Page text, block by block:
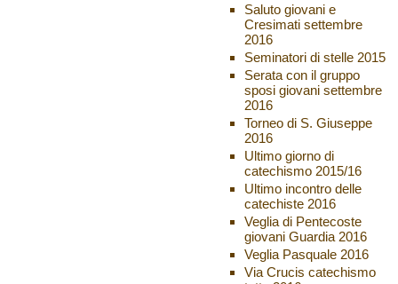
Saluto giovani e
Cresimati settembre
2016
Seminatori di stelle 2015
Serata con il gruppo
sposi giovani settembre
2016
Torneo di S. Giuseppe
2016
Ultimo giorno di
catechismo 2015/16
Ultimo incontro delle
catechiste 2016
Veglia di Pentecoste
giovani Guardia 2016
Veglia Pasquale 2016
Via Crucis catechismo